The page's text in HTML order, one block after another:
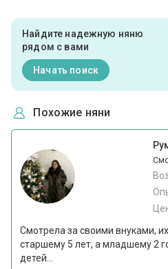
Найдите надежную няню
рядом с вами
Начать поиск
Похожие няни
Смотрела за своими внуками,
старшему 5 лет, а младшему 2
детей...